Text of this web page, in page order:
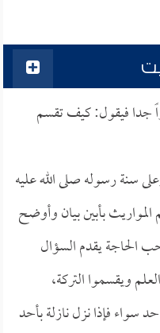
جدا فيقول: كيف تقسم
سنة رسوله صلى الله عليه
بأبين بيان وأوضح
الحاجة يقدم السؤال
ويقسموا التركة،
سواء فإذا نزل نازلة بأحد